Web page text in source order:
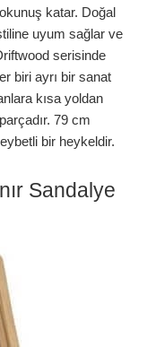
katar. Doğal
uyum sağlar ve
serisinde
biri ayrı bir sanat
kısa yoldan
79 cm
bir heykeldir.
Sandalye